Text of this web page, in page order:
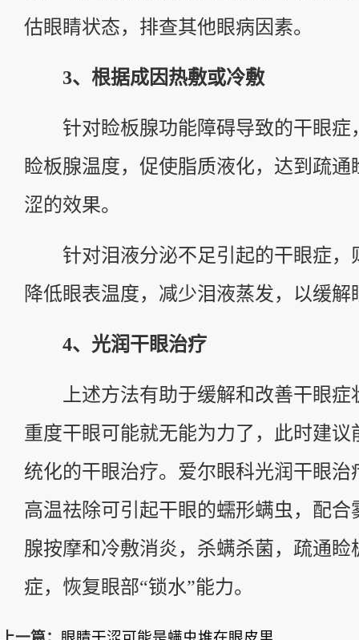
估眼睛状态，排查其他眼病因素。
3、根据成因热敷或冷敷
针对睑板腺功能障碍导致的干眼症
睑板腺温度，促使脂质液化，达到疏通
涩的效果。
针对泪液分泌不足引起的干眼症，
降低眼表温度，减少泪液蒸发，以缓解
4、光润干眼治疗
上述方法有助于缓解和改善干眼症
重度干眼可能就无能为力了，此时建议
统化的干眼治疗。爱尔眼科光润干眼治
高温祛除可引起干眼的蠕形螨虫，配合
腺按摩和冷敷消炎，杀螨杀菌，疏通睑
症，恢复眼部“锁水”能力。